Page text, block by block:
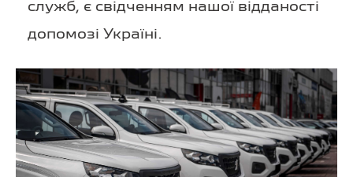
служб, є свідченням нашої відданості
допомозі Україні.